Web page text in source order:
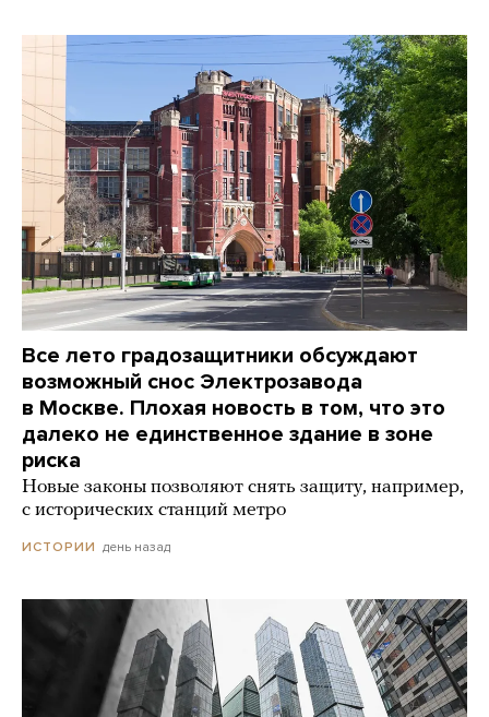
Все лето градозащитники обсуждают
возможный снос Электрозавода
в Москве. Плохая новость в том, что это
далеко не единственное здание в зоне
риска
Новые законы позволяют снять защиту, например,
с исторических станций метро
ИСТОРИИ день назад